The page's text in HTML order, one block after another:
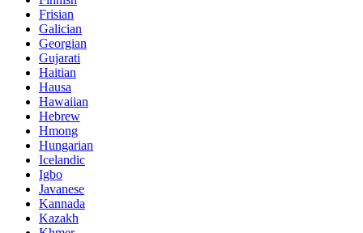
Frisian
Galician
Georgian
Gujarati
Haitian
Hausa
Hawaiian
Hebrew
Hmong
Hungarian
Icelandic
Igbo
Javanese
Kannada
Kazakh